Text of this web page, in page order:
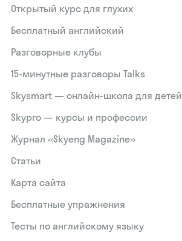
Открытый курс для глухих
Бесплатный английский
Разговорные клубы
15‑минутные разговоры Talks
Skysmart — онлайн-школа для
Skypro — курсы и профессии
Журнал «Skyeng Magazine»
Статьи
Карта сайта
Бесплатные упражнения
Тесты по английскому языку